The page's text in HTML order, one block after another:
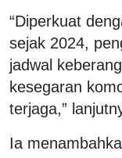
“Diperkuat
sejak 2024,
jadwal
kesegaran
terjaga,”
Ia